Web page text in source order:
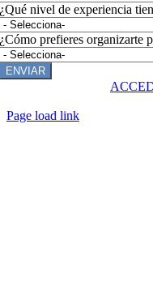
¿Qué nivel de experiencia
¿Cómo prefieres organizarte
ENVIAR
Page load link